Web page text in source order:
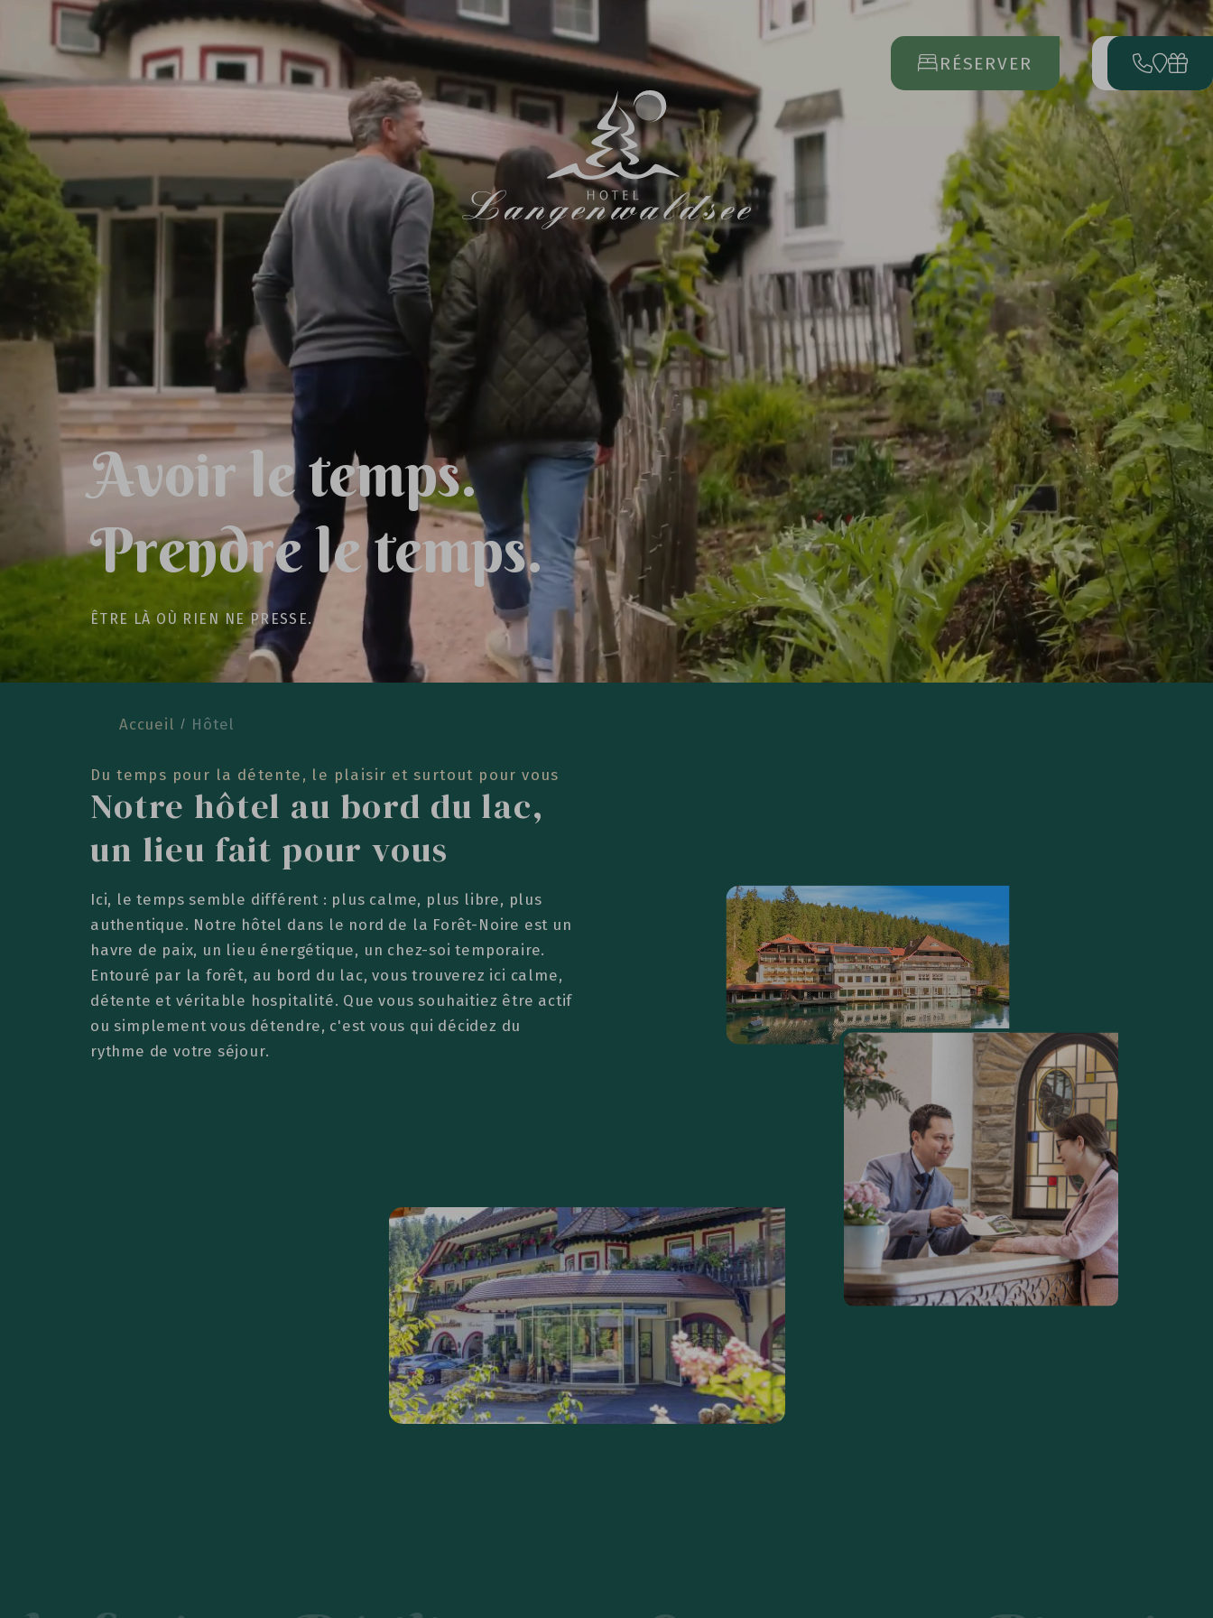
OUVRIR
LE
MENU
PRINCIPAL
MENU
RÉSERVER
ARRIVÉE
17
AOÛT
DÉPART
23
AOÛT
RÉSERVER
DEMANDER
Avoirletemps.
Prendreletemps.
ÊT RE LÀ O Ù R I E N N E PRESS E.
Accueil Hôtel
Du temps pour la détente, le plaisir et surtout pour vous
Notre hôtel au bord du lac,
un lieu fait pour vous
Ici, le temps semble différent : plus calme, plus libre, plus
authentique. Notre hôtel dans le nord de la Forêt-Noire est un
havre de paix, un lieu énergétique, un chez-soi temporaire.
Entouré par la forêt, au bord du lac, vous trouverez ici calme,
détente et véritable hospitalité. Que vous souhaitiez être actif
ou simplement vous détendre, c'est vous qui décidez du
rythme de votre séjour.